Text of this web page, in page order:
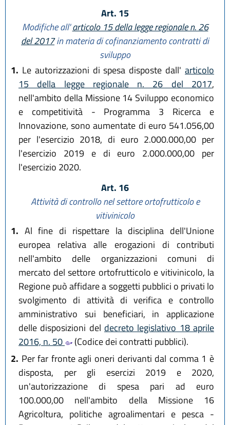
Art. 15
Modifiche all'articolo 15 della legge regionale n. 26
del 2017in materia di cofinanziamento contratti di
sviluppo
1. Le autorizzazioni di spesa disposte dall' articolo
15 della legge regionale n. 26 del 2017,
nell'ambito della Missione 14 Sviluppo economico
e competitività - Programma 3 Ricerca e
Innovazione, sono aumentate di euro 541.056,00
per l'esercizio 2018, di euro 2.000.000,00 per
l'esercizio 2019 e di euro 2.000.000,00 per
l'esercizio 2020.
Art. 16
Attività di controllo nel settore ortofrutticolo e
vitivinicolo
1. Al fine di rispettare la disciplina dell'Unione
europea relativa alle erogazioni di contributi
nell'ambito delle organizzazioni comuni di
mercato del settore ortofrutticolo e vitivinicolo, la
Regione può affidare a soggetti pubblici o privati lo
svolgimento di attività di verifica e controllo
amministrativo sui beneficiari, in applicazione
delle disposizioni del decreto legislativo 18 aprile
2016, n. 50
(Codice dei contratti pubblici).
2. Per far fronte agli oneri derivanti dal comma 1 è
disposta, per gli esercizi 2019 e 2020,
un'autorizzazione di spesa pari ad euro
100.000,00 nell'ambito della Missione 16
Agricoltura, politiche agroalimentari e pesca -